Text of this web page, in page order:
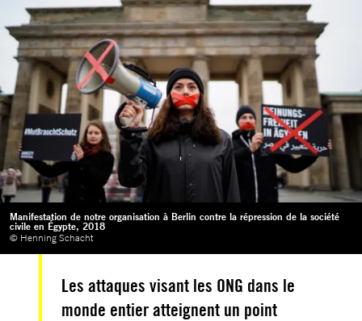
Manifestation de notre organisation à Berlin contre la répression de la société
civile en Égypte, 2018
© Henning Schacht
Les attaques visant les ONG dans le
monde entier atteignent un point